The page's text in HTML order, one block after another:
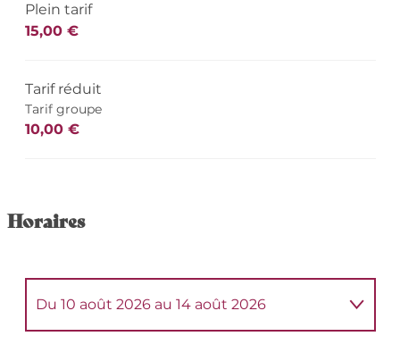
Plein tarif
15,00 €
Tarif réduit
Tarif groupe
10,00 €
Horaires
Du 10 août 2026 au 14 août 2026